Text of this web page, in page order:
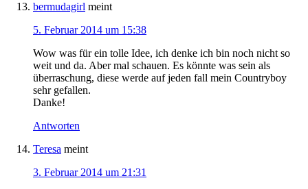
bermudagirl meint
5. Februar 2014 um 15:38
Wow was für ein tolle Idee, ich denke ich bin noch nicht so
weit und da. Aber mal schauen. Es könnte was sein als
überraschung, diese werde auf jeden fall mein Countryboy
sehr gefallen.
Danke!
Antworten
Teresa meint
3. Februar 2014 um 21:31